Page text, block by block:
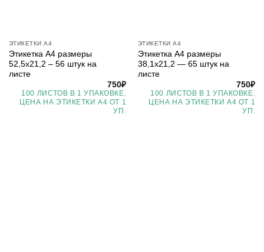
ЭТИКЕТКИ А4
Этикетка А4 размеры
52,5х21,2 – 56 штук на
листе
750₽
100 ЛИСТОВ В 1 УПАКОВКЕ.
ЦЕНА НА ЭТИКЕТКИ А4 ОТ 1
УП.
ЭТИКЕТКИ А4
Этикетка А4 размеры
38,1х21,2 — 65 штук на
листе
750₽
100 ЛИСТОВ В 1 УПАКОВКЕ.
ЦЕНА НА ЭТИКЕТКИ А4 ОТ 1
УП.